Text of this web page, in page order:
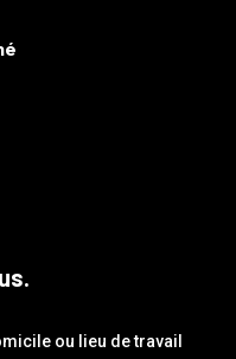
ou lieu de travail